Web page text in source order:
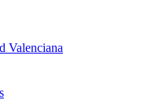
Valenciana